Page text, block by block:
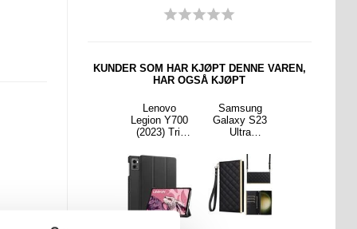
KUNDER SOM HAR KJØPT DENNE VAREN,
HAR OGSÅ KJØPT
Lenovo
Legion Y700
(2023) Tri-
Smart Folio-
etui - Svart
Samsung
Galaxy S23
Ultra
Vattert
Lommeboket
ui - Svart